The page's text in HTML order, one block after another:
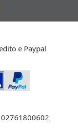
e Paypal